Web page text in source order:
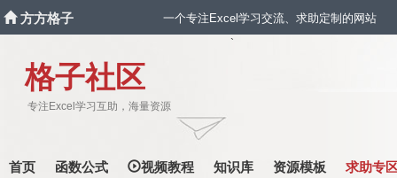
方方格子 一个专注Excel学习交流、求助定制的网站
格子社区
专注Excel学习互助，海量资源
`
首页 函数公式 视频教程 知识库 资源模板 求助专